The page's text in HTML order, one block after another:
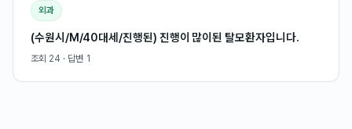
외과
(수원시/M/40대세/진행된) 진행이 많이된 탈모환자입니다.
조회 24 · 답변 1